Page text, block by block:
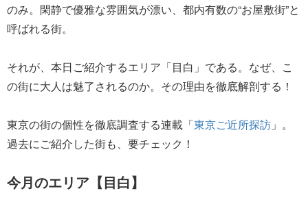
のみ。閑静で優雅な雰囲気が漂い、都内有数の“お屋敷街”と
呼ばれる街。
それが、本日ご紹介するエリア「目白」である。なぜ、こ
の街に大人は魅了されるのか。その理由を徹底解剖する！
東京の街の個性を徹底調査する連載「東京ご近所探訪 」。
過去にご紹介した街も、要チェック！
今月のエリア【目白】